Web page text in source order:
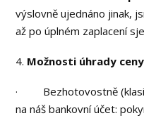
výslovně ujednáno jinak,
až po úplném zaplacení
4. Možnosti úhrady
· Bezhotovostně
na náš bankovní účet: